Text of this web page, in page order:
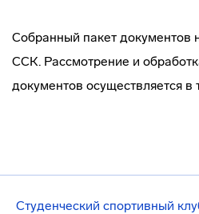
Студенческий спортивный
Собранный пакет документов
ССК. Рассмотрение и
документов осуществляется в